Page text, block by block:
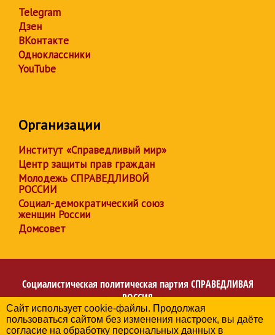
Telegram
Дзен
ВКонтакте
Одноклассники
YouTube
Организации
Институт «Справедливый мир»
Центр защиты прав граждан
Молодежь СПРАВЕДЛИВОЙ
РОССИИ
Социал-демократический союз
женщин России
Домсовет
Социалистическая политическая партия СПРАВЕДЛИВАЯ
РОССИЯ
Региональное отделение партии в Калининградской
области
Сайт использует cookie-файлы. Продолжая
пользоваться сайтом без изменения настроек, вы даёте
согласие на обработку персональных данных в